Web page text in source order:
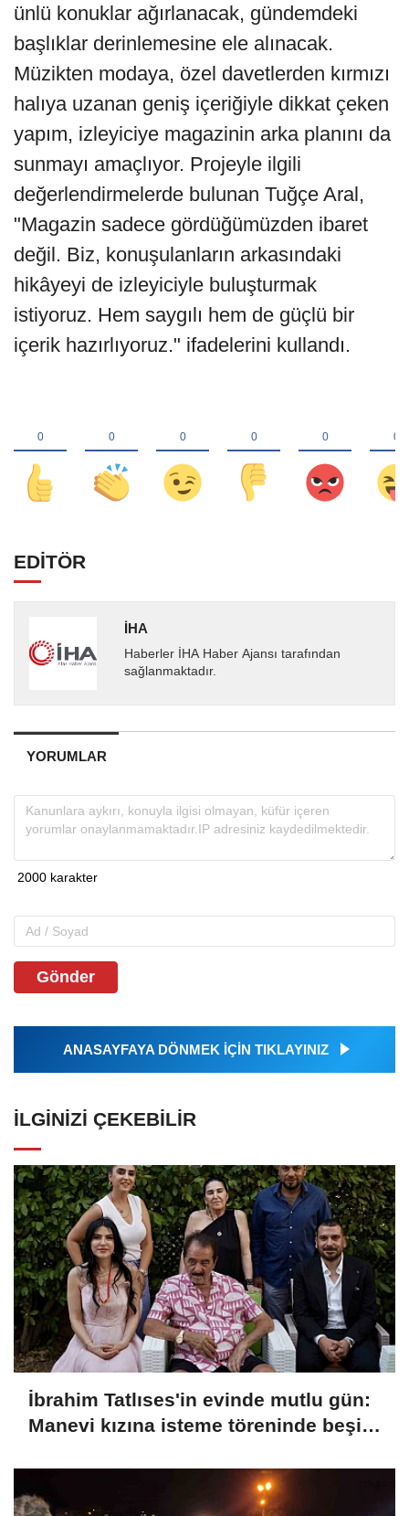
ünlü konuklar ağırlanacak, gündemdeki
başlıklar derinlemesine ele alınacak.
Müzikten modaya, özel davetlerden kırmızı
halıya uzanan geniş içeriğiyle dikkat çeken
yapım, izleyiciye magazinin arka planını da
sunmayı amaçlıyor. Projeyle ilgili
değerlendirmelerde bulunan Tuğçe Aral,
"Magazin sadece gördüğümüzden ibaret
değil. Biz, konuşulanların arkasındaki
hikâyeyi de izleyiciyle buluşturmak
istiyoruz. Hem saygılı hem de güçlü bir
içerik hazırlıyoruz." ifadelerini kullandı.
EDİTÖR
İHA
Haberler İHA Haber Ajansı tarafından
sağlanmaktadır.
YORUMLAR
Gönder
ANASAYFAYA DÖNMEK İÇİN TIKLAYINIZ
İLGINIZI ÇEKEBILIR
İbrahim Tatlıses'in evinde mutlu gün:
Manevi kızına isteme töreninde beşi